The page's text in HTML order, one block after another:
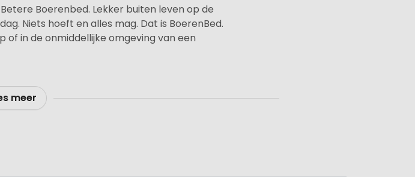
Boerenbed. Lekker buiten leven op de
Niets hoeft en alles mag. Dat is BoerenBed.
of in de onmiddellijke omgeving van een
op het platteland, een plek waar drukke
als gastheer en -vrouw,
Tijdens je verblijf in een BoerenBed
van de boer. BoerenBed is namelijk
meer